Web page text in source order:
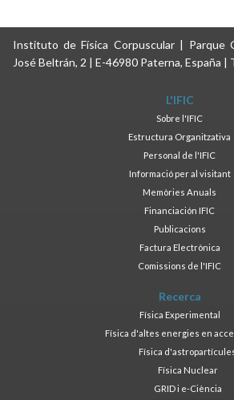
Instituto de Física Corpuscular | Parque
José Beltrán, 2 | E-46980 Paterna, España |
L'IFIC
Sobre l'IFIC
Estructura Organitzativa
Personal de l'IFIC
Informació per al visitant
Memòries Anuals
Financiación IFIC
Publicacions
Factura Electrònica
Comissions de l'IFIC
Recerca
Física Experimental
Física d'altes energies en
Física
Física Nuclear
GRID i e-Ciència